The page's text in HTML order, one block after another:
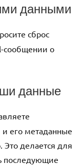
данными
сброс
сообщении о
данные
его метаданные
Это делается для
последующие